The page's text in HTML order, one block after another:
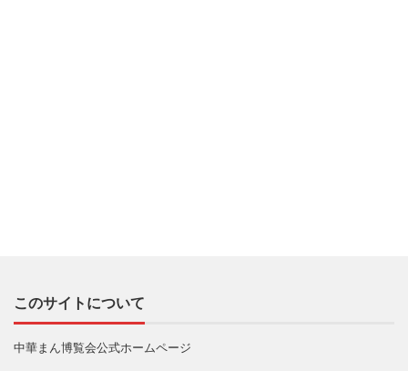
このサイトについて
中華まん博覧会公式ホームページ